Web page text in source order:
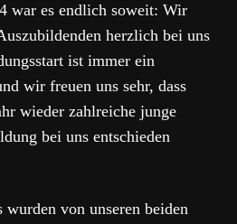
war es endlich soweit: Wir
herzlich bei uns
ist immer ein
wir freuen uns sehr, dass
wieder zahlreiche junge
bei uns entschieden
von unseren beiden